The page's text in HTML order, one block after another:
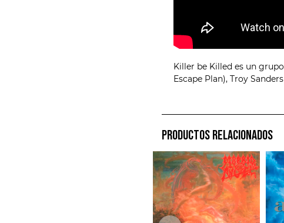
Killer be Killed es un
Escape Plan), Troy
PRODUCTOS RELACIONADOS